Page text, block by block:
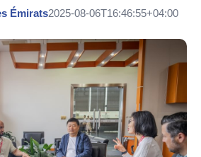
Émirats2025-08-06T16:46:55+04:00